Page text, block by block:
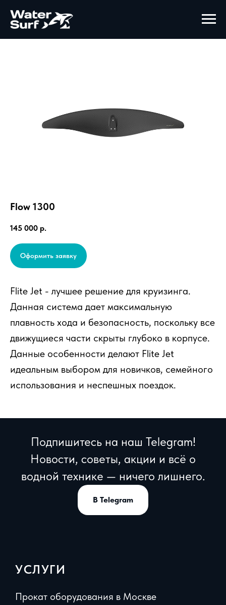
Flow 1300
145 000 р.
Оформить заявку
Flite Jet - лучшее решение для круизинга.
Данная система дает максимальную
плавность хода и безопасность, поскольку все
движущиеся части скрыты глубоко в корпусе.
Данные особенности делают Flite Jet
идеальным выбором для новичков, семейного
использования и неспешных поездок.
Подпишитесь на наш Telegram!
Новости, советы, акции и всё о
водной технике — ничего лишнего.
В Telegram
УСЛУГИ
Прокат оборудования в Москве